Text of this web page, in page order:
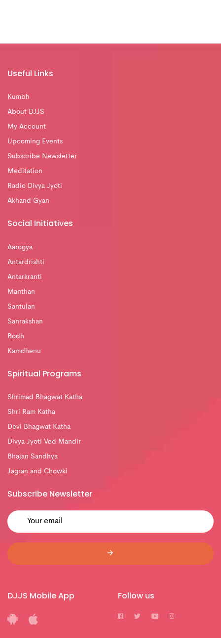
Useful Links
Kumbh
About DJJS
My Account
Upcoming Events
Subscribe Newsletter
Meditation
Radio Divya Jyoti
Akhand Gyan
Social Initiatives
Aarogya
Antardrishti
Antarkranti
Manthan
Santulan
Sanrakshan
Bodh
Kamdhenu
Spiritual Programs
Shrimad Bhagwat Katha
Shri Ram Katha
Devi Bhagwat Katha
Divya Jyoti Ved Mandir
Bhajan Sandhya
Jagran and Chowki
Subscribe Newsletter
DJJS Mobile App Follow us